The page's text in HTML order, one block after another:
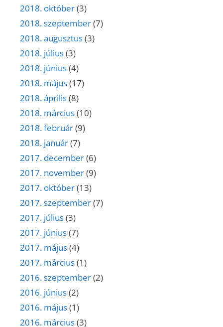
2018. október(3)
2018. szeptember(7)
2018. augusztus(3)
2018. július(3)
2018. június(4)
2018. május(17)
2018. április(8)
2018. március(10)
2018. február(9)
2018. január(7)
2017. december(6)
2017. november(9)
2017. október(13)
2017. szeptember(7)
2017. július(3)
2017. június(7)
2017. május(4)
2017. március(1)
2016. szeptember(2)
2016. június(2)
2016. május(1)
2016. március(3)